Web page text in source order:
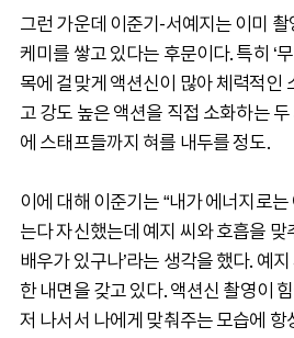
그런 가운데 이준기-서예지는 이미
케미를 쌓고 있다는 후문이다. 특히 ‘
목에 걸맞게 액션신이 많아 체력적인
고 강도 높은 액션을 직접 소화하는
에 스태프들까지 혀를 내두를 정도.
이에 대해 이준기는 “내가 에너지로
는다 자신했는데 예지 씨와 호흡을 맞
배우가 있구나’라는 생각을 했다. 예
한 내면을 갖고 있다. 액션신 촬영이
저 나서서 나에게 맞춰주는 모습에 항